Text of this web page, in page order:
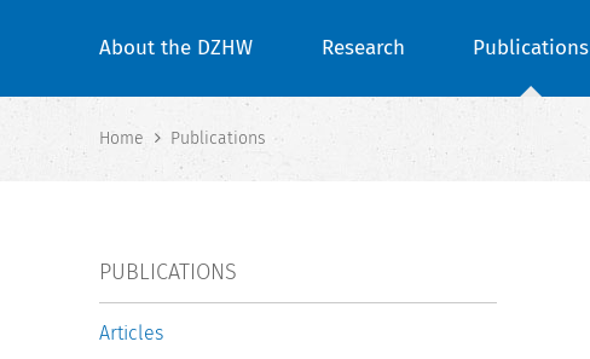
About the DZHW Research Publications
Home Publications
PUBLICATIONS
Articles